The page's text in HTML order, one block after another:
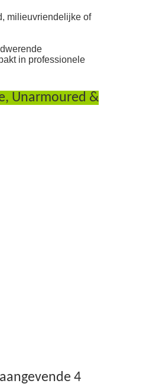
milieuvriendelijke of
in professionele
Unarmoured &
4